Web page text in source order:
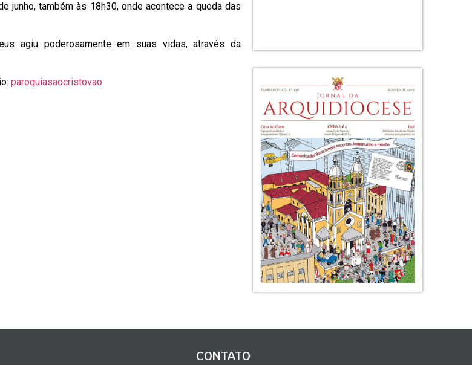
junho, também às 18h30, onde acontece a queda das
agiu poderosamente em suas vidas, através da
paroquiasaocristovao
CONTATO